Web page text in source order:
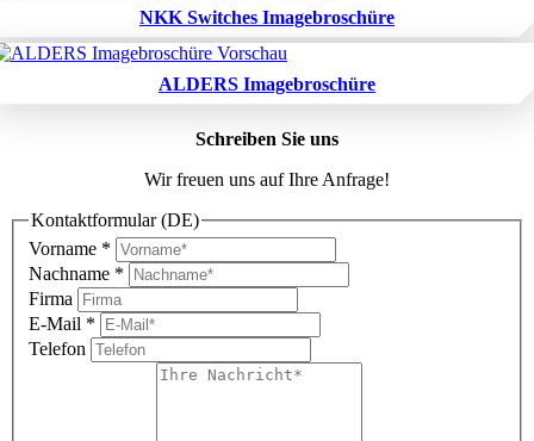
NKK Switches Imagebroschüre
ALDERS Imagebroschüre
Schreiben Sie uns
Wir freuen uns auf Ihre Anfrage!
Kontaktformular (DE)
Vorname *
Nachname *
Firma
E-Mail *
Telefon